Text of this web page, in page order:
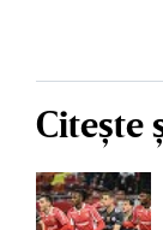
Citește